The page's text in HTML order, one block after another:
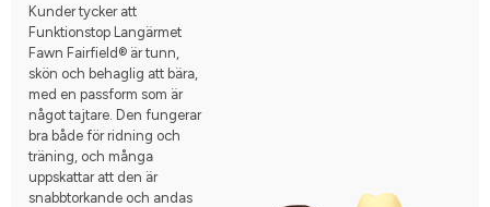
Kunder tycker att
Funktionstop Langärmet
Fawn Fairfield® är tunn,
skön och behaglig att bära,
med en passform som är
något tajtare. Den fungerar
bra både för ridning och
träning, och många
uppskattar att den är
snabbtorkande och andas